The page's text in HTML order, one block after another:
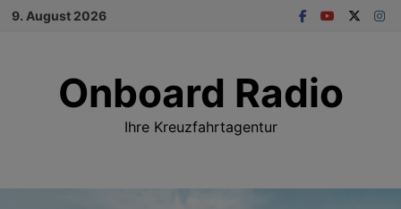
Zum
9. August 2026
Onboard Radio
Ihre Kreuzfahrtagentur